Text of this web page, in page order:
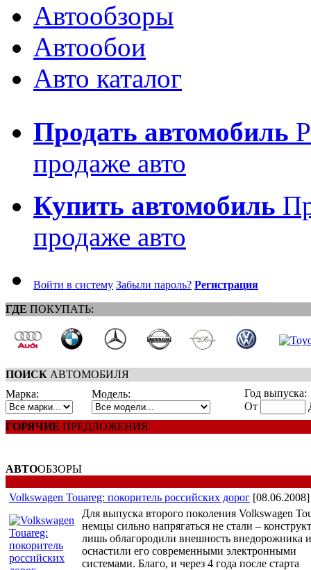
Автообзоры
Автообои
Авто каталог
Продать автомобиль
продаже авто
Купить автомобиль
продаже авто
Войти в систему Забыли пароль? Регистрация
ГДЕ ПОКУПАТЬ:
ПОИСК АВТОМОБИЛЯ
Марка:
Модель:
Год выпуска:
От
ГОРЯЧИЕ ПРЕДЛОЖЕНИЯ
АВТООБЗОРЫ
Volkswagen Touareg: покоритель российских дорог [08.06.2008]
Для выпуска второго поколения Volkswagen
немцы сильно напрягаться не стали –
лишь облагородили внешность внедорожника и
оснастили его современными электронными
системами. Благо, и через 4 года после старта